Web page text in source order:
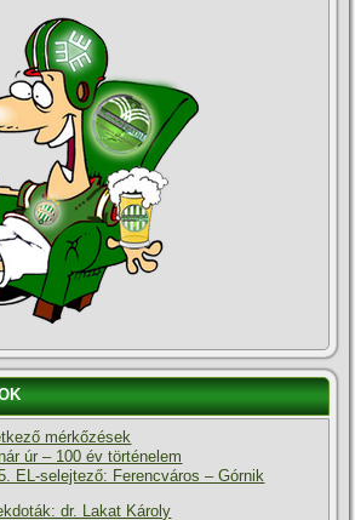
mérkőzések
úr – 100 év történelem
EL-selejtező: Ferencváros – Górnik
dr. Lakat Károly